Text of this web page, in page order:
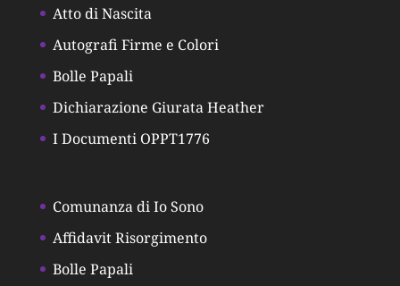
Atto di Nascita
Autografi Firme e Colori
Bolle Papali
Dichiarazione Giurata Heather
I Documenti OPPT1776
Comunanza di Io Sono
Affidavit Risorgimento
Bolle Papali